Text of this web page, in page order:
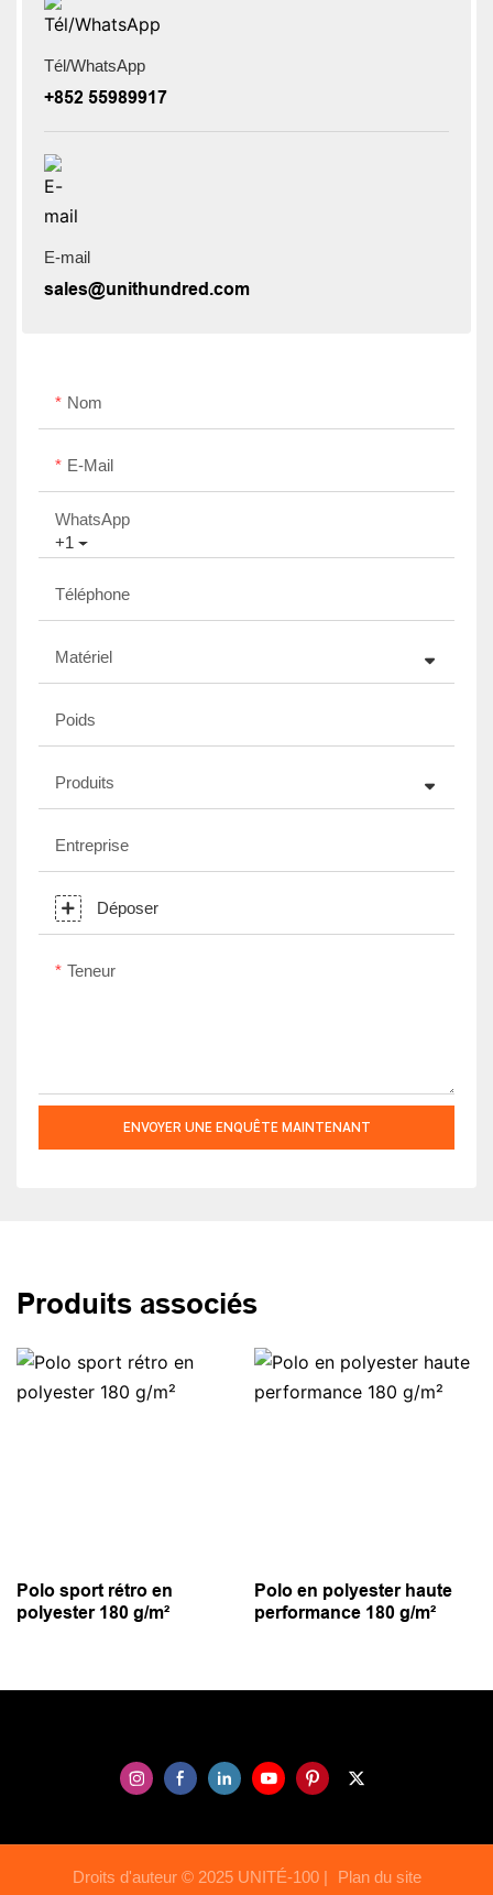
Tél/WhatsApp
+852 55989917
E-mail
sales@unithundred.com
Nom
E-Mail
+1
WhatsApp
Téléphone
Matériel
Poids
Produits
Entreprise
Déposer
Teneur
ENVOYER UNE ENQUÊTE MAINTENANT
Produits associés
Polo sport rétro en
polyester 180 g/m²
Polo en polyester haute
performance 180 g/m²
Droits d'auteur © 2025 UNITÉ-100 | Plan du site